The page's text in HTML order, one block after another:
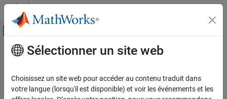
Passer au contenu
Activer/désactiver l'affichage du menu
Accueil de la documentation
Mathématiques élémentaires
Contenu principal
Opérations arithmétiques
Addition, soustraction, multiplication, division, puissance, arrondi
Sélectionner un site web
Choisissez un site web pour accéder au contenu traduit dans
votre langue (lorsqu'il est disponible) et voir les événements et les